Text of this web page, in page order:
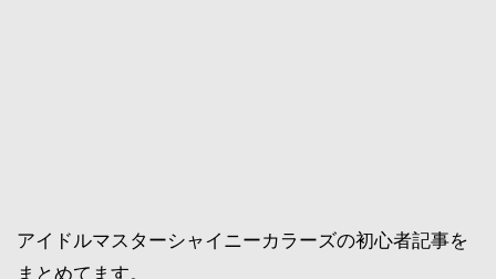
アイドルマスターシャイニーカラーズの初心者記事を
まとめてます。